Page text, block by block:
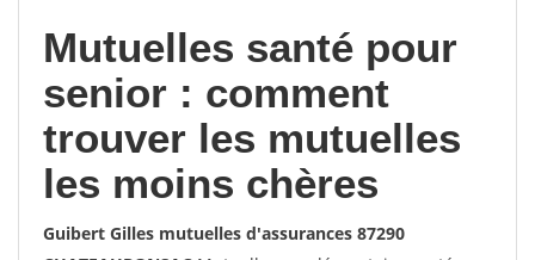
Mutuelles santé pour
senior : comment
trouver les mutuelles
les moins chères
Guibert Gilles mutuelles d'assurances 87290